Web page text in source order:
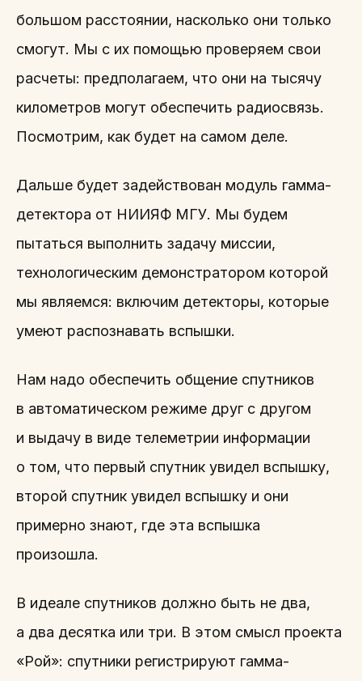
большом расстоянии, насколько они только
смогут. Мы с их помощью проверяем свои
расчеты: предполагаем, что они на тысячу
километров могут обеспечить радиосвязь.
Посмотрим, как будет на самом деле.
Дальше будет задействован модуль гамма-
детектора от НИИЯФ МГУ. Мы будем
пытаться выполнить задачу миссии,
технологическим демонстратором которой
мы являемся: включим детекторы, которые
умеют распознавать вспышки.
Нам надо обеспечить общение спутников
в автоматическом режиме друг с другом
и выдачу в виде телеметрии информации
о том, что первый спутник увидел вспышку,
второй спутник увидел вспышку и они
примерно знают, где эта вспышка
произошла.
В идеале спутников должно быть не два,
а два десятка или три. В этом смысл проекта
«Рой»: спутники регистрируют гамма-